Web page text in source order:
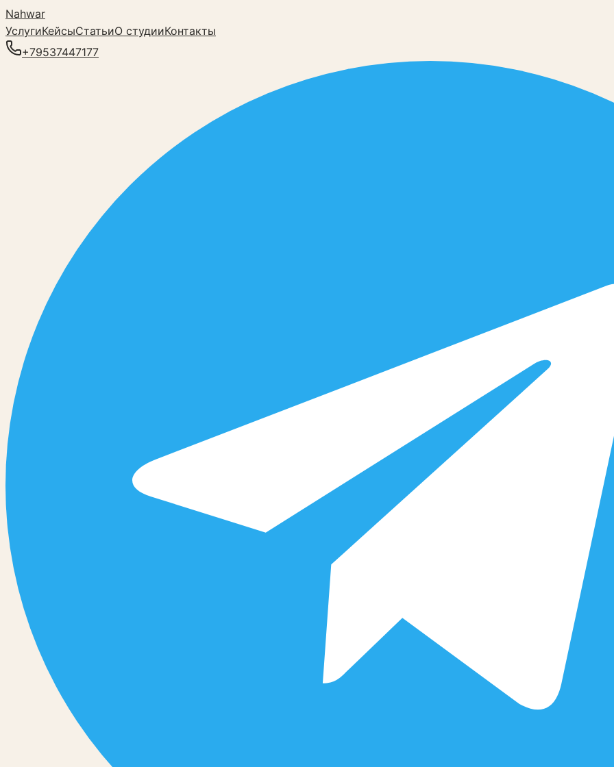
Nahwar
УслугиКейсыСтатьиО студииКонтакты
+79537447177